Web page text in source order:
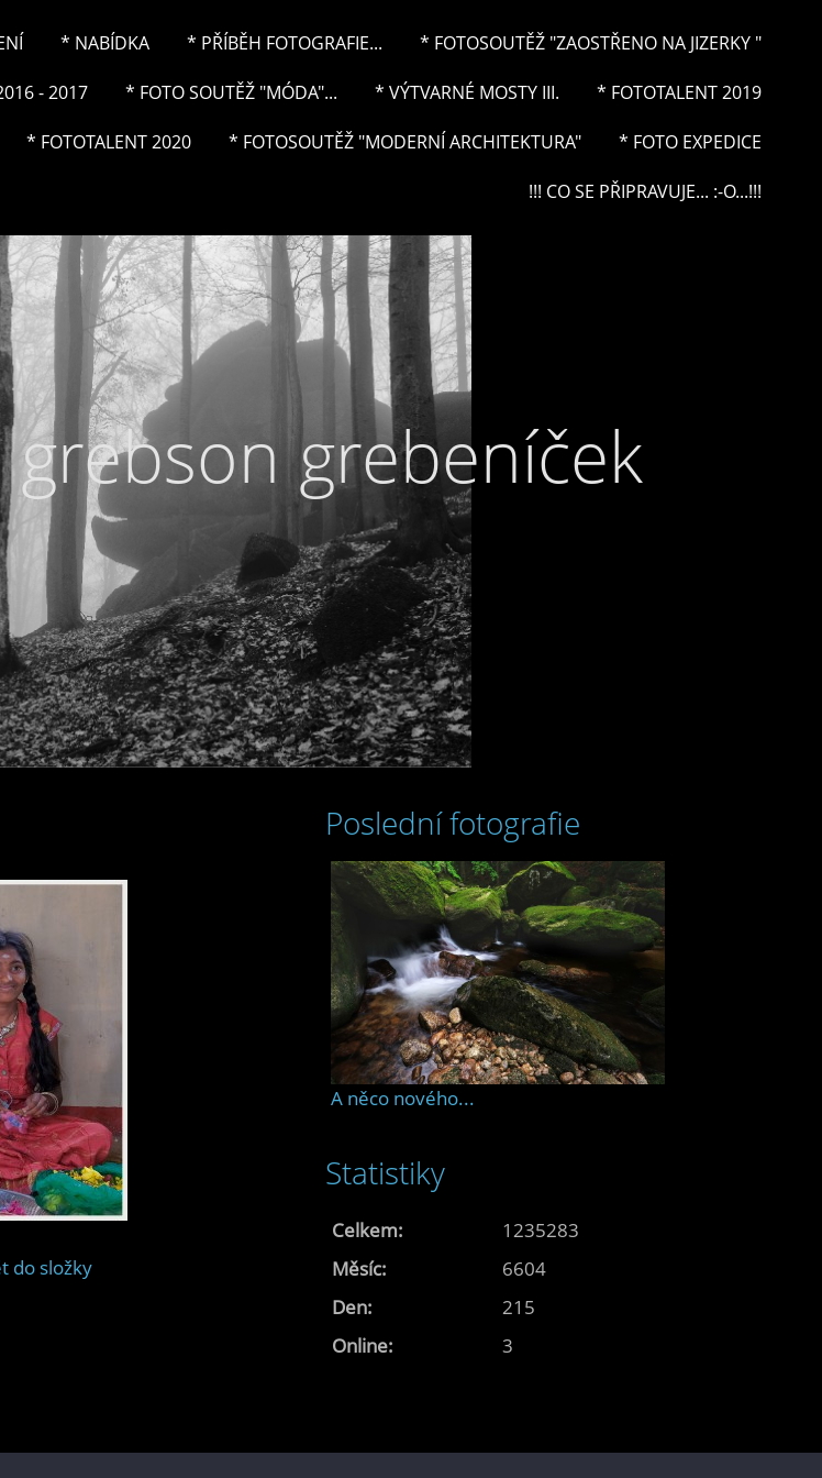
* NABÍDKA * PŘÍBĚH FOTOGRAFIE... * FOTOSOUTĚŽ "ZAOSTŘENO NA JIZERKY "
- 2017 * FOTO SOUTĚŽ "MÓDA"... * VÝTVARNÉ MOSTY III. * FOTOTALENT 2019
* FOTOTALENT 2020 * FOTOSOUTĚŽ "MODERNÍ ARCHITEKTURA" * FOTO EXPEDICE
!!! CO SE PŘIPRAVUJE... :-O...!!!
grebeníček
do složky
Poslední fotografie
A něco nového...
Statistiky
Online: 3
Celkem:
1235283
Měsíc:
6604
Den:
215